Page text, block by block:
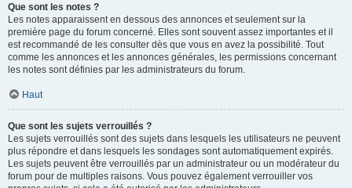
Que sont les notes ?
Les notes apparaissent en dessous des annonces et seulement sur la
première page du forum concerné. Elles sont souvent assez importantes et il
est recommandé de les consulter dès que vous en avez la possibilité. Tout
comme les annonces et les annonces générales, les permissions concernant
les notes sont définies par les administrateurs du forum.
Haut
Que sont les sujets verrouillés ?
Les sujets verrouillés sont des sujets dans lesquels les utilisateurs ne peuvent
plus répondre et dans lesquels les sondages sont automatiquement expirés.
Les sujets peuvent être verrouillés par un administrateur ou un modérateur du
forum pour de multiples raisons. Vous pouvez également verrouiller vos